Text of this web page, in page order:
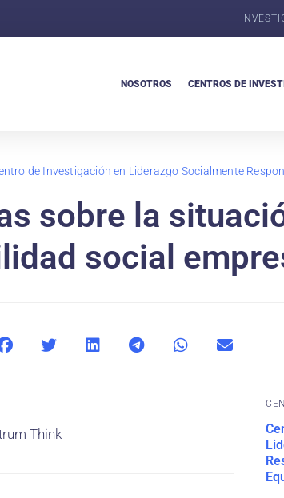
NOSOTROS CENTROS DE
de Investigación en Liderazgo Socialmente
sobre la
social
Think